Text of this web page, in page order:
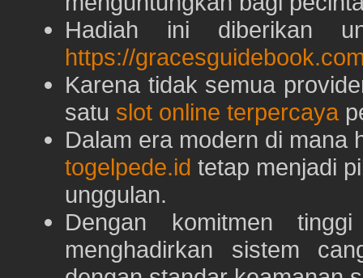
Hadiah ini diberikan
https://
Karena tidak semua
satu slot online terpercaya
Dalam era modern di mana
togelpede.id tetap menjadi
unggulan.
Dengan komitmen
menghadirkan sistem